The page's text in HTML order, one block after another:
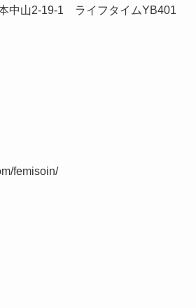
中山2-19-1 ライフタイムYB401
femisoin/